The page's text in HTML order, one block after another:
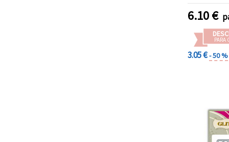
6.10€
PARA
3.05 €- 50 %